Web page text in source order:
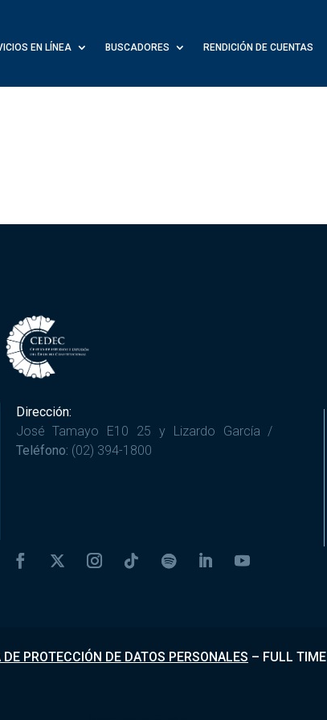
EN LÍNEA BUSCADORES RENDICIÓN DE CUENTAS
Dirección:
José Tamayo E10 25 y Lizardo García /
Teléfono: (02) 394-1800
PROTECCIÓN DE DATOS PERSONALES – FULL TIME